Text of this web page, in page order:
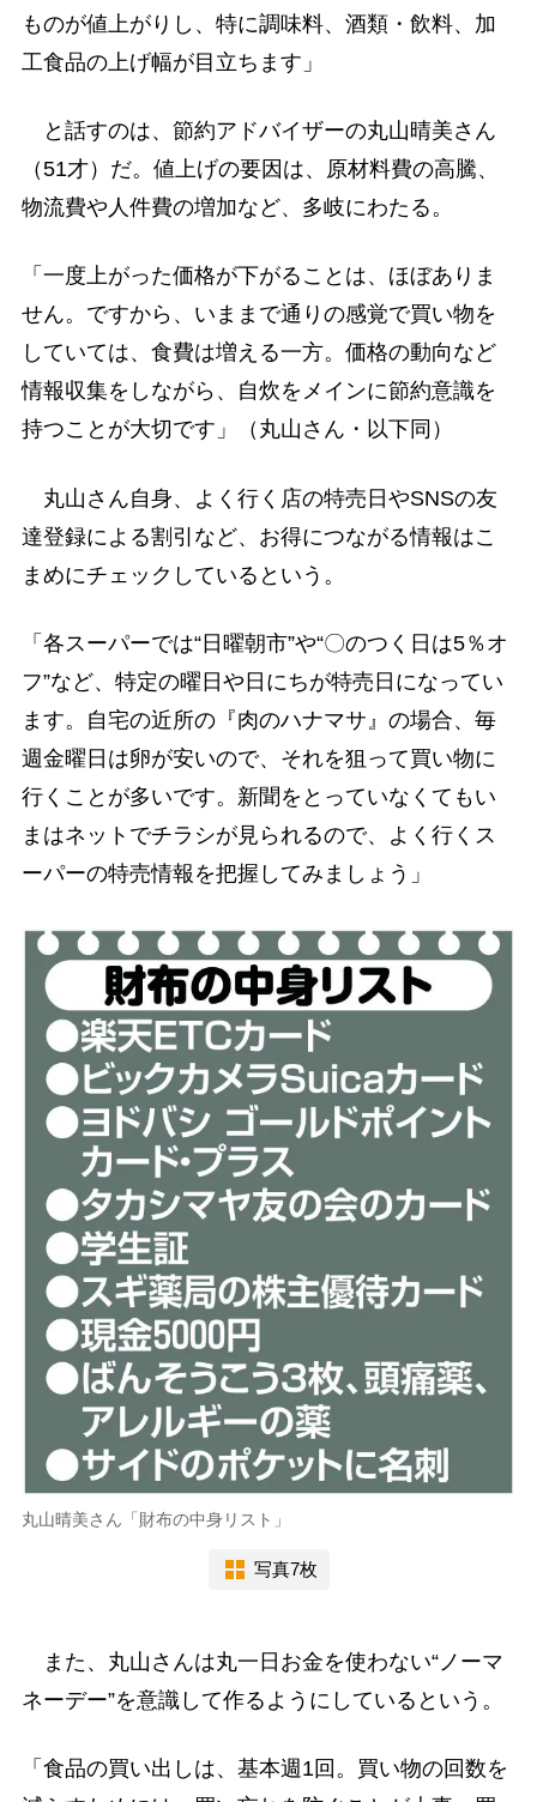
ものが値上がりし、特に調味料、酒類・飲料、加
工食品の上げ幅が目立ちます」
と話すのは、節約アドバイザーの丸山晴美さん
（51才）だ。値上げの要因は、原材料費の高騰、
物流費や人件費の増加など、多岐にわたる。
「一度上がった価格が下がることは、ほぼありま
せん。ですから、いままで通りの感覚で買い物を
していては、食費は増える一方。価格の動向など
情報収集をしながら、自炊をメインに節約意識を
持つことが大切です」（丸山さん・以下同）
丸山さん自身、よく行く店の特売日やSNSの友
達登録による割引など、お得につながる情報はこ
まめにチェックしているという。
「各スーパーでは“日曜朝市”や“〇のつく日は5％オ
フ”など、特定の曜日や日にちが特売日になってい
ます。自宅の近所の『肉のハナマサ』の場合、毎
週金曜日は卵が安いので、それを狙って買い物に
行くことが多いです。新聞をとっていなくてもい
まはネットでチラシが見られるので、よく行くス
ーパーの特売情報を把握してみましょう」
丸山晴美さん「財布の中身リスト」
写真7枚
また、丸山さんは丸一日お金を使わない“ノーマ
ネーデー”を意識して作るようにしているという。
「食品の買い出しは、基本週1回。買い物の回数を